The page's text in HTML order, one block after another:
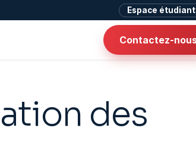
Espace
Contactez-
des